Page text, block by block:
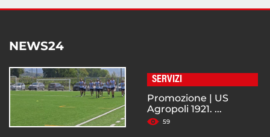
NEWS24
SERVIZI
Promozione | US
Agropoli 1921. ...
59